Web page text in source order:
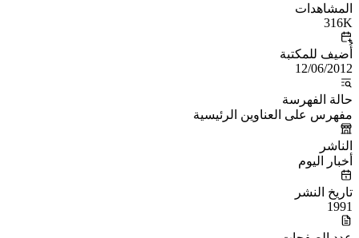
المشاهدات
316K
أُضيف للمكتبة
12/06/2012
حالة الفهرسة
مفهرس على العناوين الرئيسية
الناشر
أخبار اليوم
تاريخ النشر
1991